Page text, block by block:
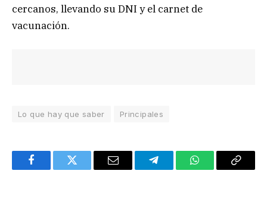
cercanos, llevando su DNI y el carnet de
vacunación.
Lo que hay que saber Principales
FacebookTwitter Email TelegramWhatsAppCopy